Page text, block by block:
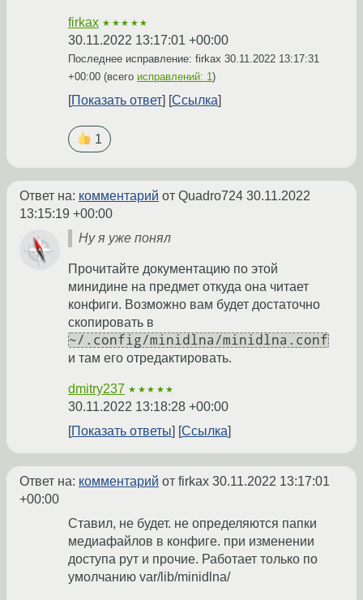
firkax ★★★★★
30.11.2022 13:17:01 +00:00
Последнее исправление: firkax 30.11.2022 13:17:31
+00:00 (всего исправлений: 1)
Показать ответ Ссылка
1
Ответ на: комментарий от Quadro724 30.11.2022
13:15:19 +00:00
Ну я уже понял
Прочитайте документацию по этой
минидине на предмет откуда она читает
конфиги. Возможно вам будет достаточно
скопировать в
~/.config/minidlna/minidlna.conf
и там его отредактировать.
dmitry237 ★★★★★
30.11.2022 13:18:28 +00:00
Показать ответы
Ссылка
Ответ на: комментарий от firkax 30.11.2022 13:17:01
+00:00
Ставил, не будет. не определяются папки
медиафайлов в конфиге. при изменении
доступа рут и прочие. Работает только по
умолчанию var/lib/minidlna/